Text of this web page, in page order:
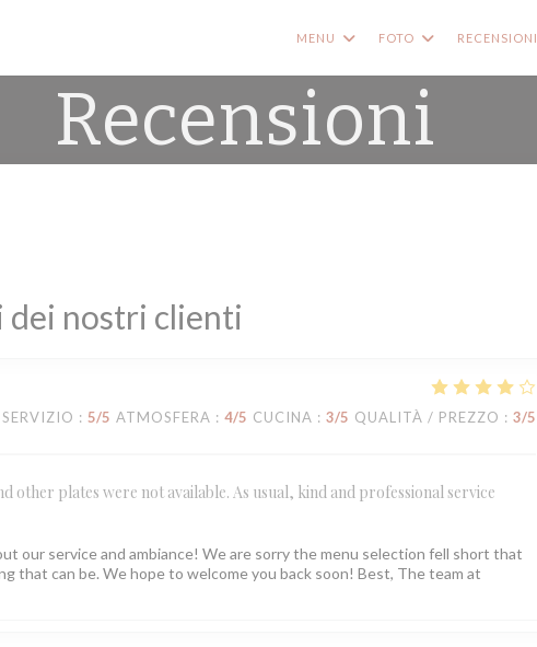
MENU FOTO RECENSIONI
Recensioni
dei nostri clienti
SERVIZIO : 5/5 ATMOSFERA : 4/5 CUCINA : 3/5 QUALITÀ / PREZZO : 3/5
plates were not available. As usual, kind and professional service
our service and ambiance! We are sorry the menu selection fell short that
that can be. We hope to welcome you back soon! Best, The team at